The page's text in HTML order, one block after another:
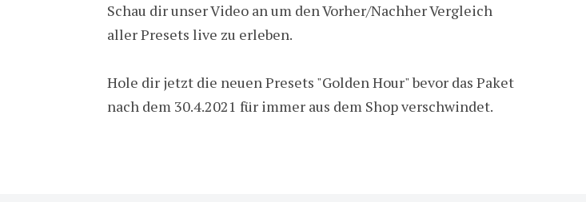
Schau dir unser Video an um den Vorher/Nachher Vergleich
aller Presets live zu erleben.
Hole dir jetzt die neuen Presets "Golden Hour" bevor das Paket
nach dem 30.4.2021 für immer aus dem Shop verschwindet.